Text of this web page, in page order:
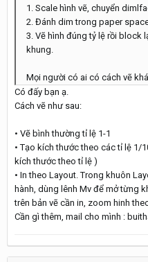
1. Scale hình vẽ, chuyển
2. Đánh dim trong paper
3. Vẽ hình đúng tỷ lệ rồi block
khung.
Mọi người có ai có cách vẽ
Có đấy bạn ạ.
Cách vẽ như sau:
• Vẽ bình thường tỉ lệ 1-1
• Tạo kích thước theo các tỉ lệ 1/
kích thước theo tỉ lệ )
• In theo Layout. Trong khuôn
hành, dùng lênh Mv để mở từng
trên bản vẽ cần in, zoom hinh
Cần gì thêm, mail cho mình :